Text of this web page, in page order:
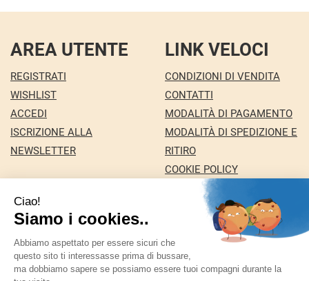
AREA UTENTE
REGISTRATI
WISHLIST
ACCEDI
ISCRIZIONE ALLA
NEWSLETTER
LINK VELOCI
CONDIZIONI DI VENDITA
CONTATTI
MODALITÀ DI PAGAMENTO
MODALITÀ DI SPEDIZIONE E
RITIRO
COOKIE POLICY
INFORMATIVA PRIVACY
Farmacia Nuova snc dei Dottori Marco e
Giuseppina Fortini - Via Italia 72 24068 Seriate (BG)
marforti@tin.it|Tel.: 035294031| P.Iva: 03258590169 |